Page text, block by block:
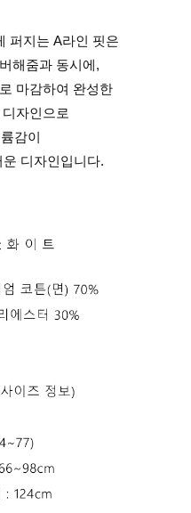
퍼지는 A라인 핏은
해줌과 동시에,
마감하여 완성한
자인으로
감이